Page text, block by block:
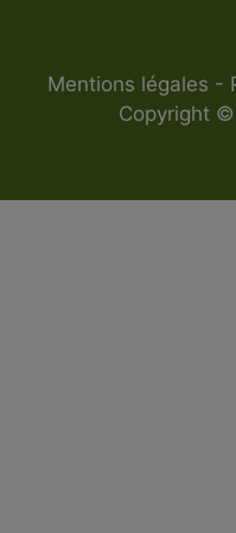
Copyright
Mentions légales -